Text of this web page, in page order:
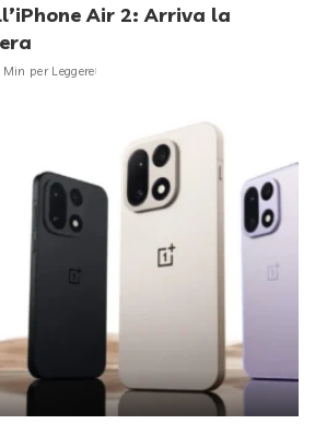
Air 2: Arriva la
Min per Leggere